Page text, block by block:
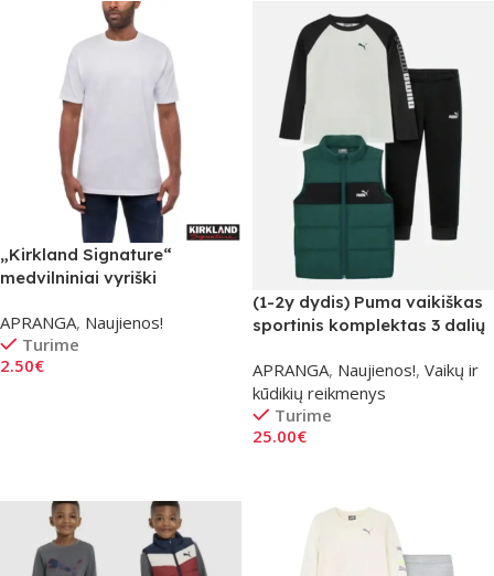
„Kirkland Signature“
medvilniniai vyriški
iškirpte, balta
APRANGA, Naujienos!
Turime
2.50€
(1-2y dydis) Puma vaikiškas
sportinis komplektas 3 dalių
APRANGA, Naujienos!, Vaikų ir
kūdikių reikmenys
Turime
25.00€